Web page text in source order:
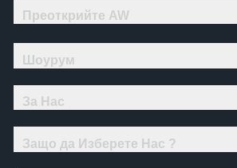
Преоткрийте AW
Шоурум
За Нас
Защо да Изберете Нас ?